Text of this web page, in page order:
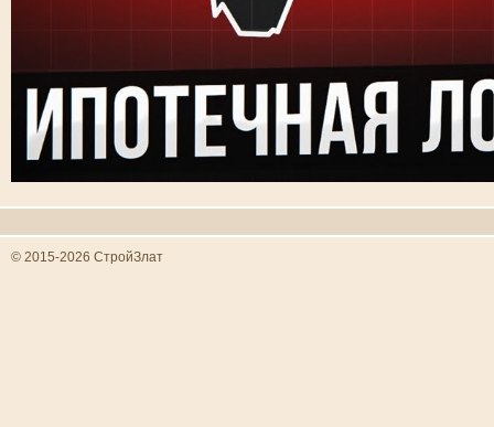
© 2015-2026 СтройЗлат